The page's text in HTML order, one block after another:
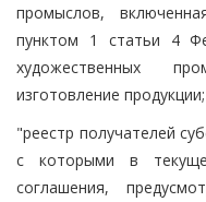
промыслов,
пунктом 1 статьи 4
художественных
изготовление продукции;
"реестр получателей
с которыми в
соглашения,